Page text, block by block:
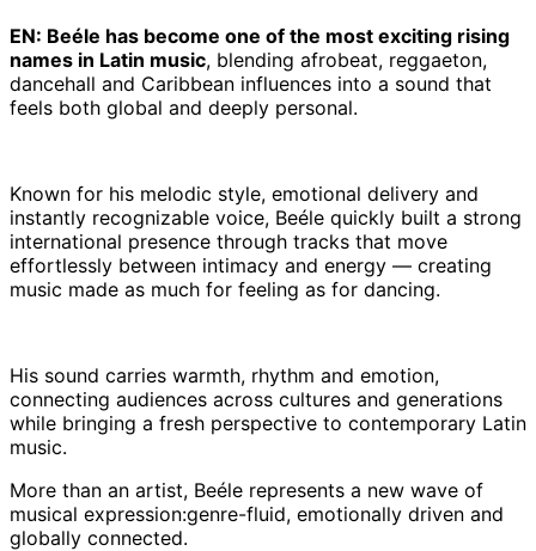
EN: Beéle has become one of the most exciting rising
names in Latin music, blending afrobeat, reggaeton,
dancehall and Caribbean influences into a sound that
feels both global and deeply personal.
Known for his melodic style, emotional delivery and
instantly recognizable voice, Beéle quickly built a strong
international presence through tracks that move
effortlessly between intimacy and energy — creating
music made as much for feeling as for dancing.
His sound carries warmth, rhythm and emotion,
connecting audiences across cultures and generations
while bringing a fresh perspective to contemporary Latin
music.
More than an artist, Beéle represents a new wave of
musical expression:genre-fluid, emotionally driven and
globally connected.